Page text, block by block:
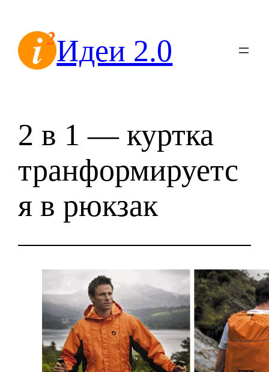
содержимомуИдеи 2.0
2 в 1 — куртка
транформируетс
я в рюкзак